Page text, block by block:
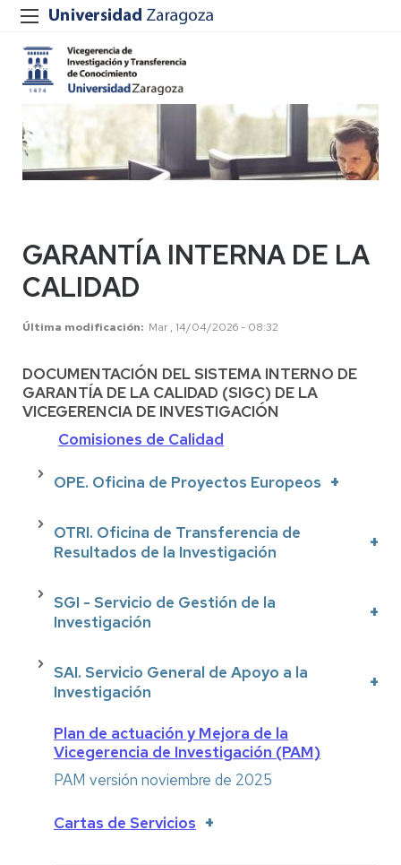
GARANTÍA INTERNA DE LA
CALIDAD
Última modificación Mar , 14/04/2026 - 08:32
DOCUMENTACIÓN DEL SISTEMA INTERNO DE
GARANTÍA DE LA CALIDAD (SIGC) DE LA
VICEGERENCIA DE INVESTIGACIÓN
Comisiones de Calidad
OPE. Oficina de Proyectos Europeos
OTRI. Oficina de Transferencia de
Resultados de la Investigación
SGI - Servicio de Gestión de la
Investigación
SAI. Servicio General de Apoyo a la
Investigación
Plan de actuación y Mejora de la
Vicegerencia de Investigación (PAM)
PAM versión noviembre de 2025
Cartas de Servicios